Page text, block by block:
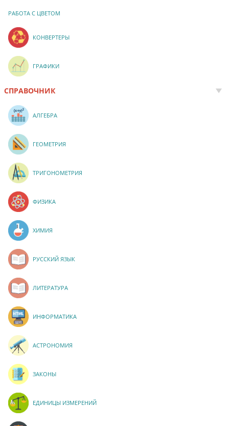
РАБОТА С ЦВЕТОМ
КОНВЕРТЕРЫ
ГРАФИКИ
СПРАВОЧНИК
АЛГЕБРА
ГЕОМЕТРИЯ
ТРИГОНОМЕТРИЯ
ФИЗИКА
ХИМИЯ
РУССКИЙ ЯЗЫК
ЛИТЕРАТУРА
ИНФОРМАТИКА
АСТРОНОМИЯ
ЗАКОНЫ
ЕДИНИЦЫ ИЗМЕРЕНИЙ